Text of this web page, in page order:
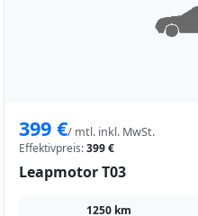
399 €/ mtl. inkl. MwSt.
Effektivpreis:399 €
Leapmotor T03
1250 km